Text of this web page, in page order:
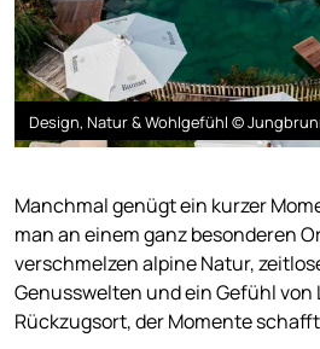
Design, Natur & Wohlgefühl ©
Manchmal genügt ein kurzer
man an einem ganz besonderen
verschmelzen alpine Natur,
Genusswelten und ein Gefühl
Rückzugsort, der Momente